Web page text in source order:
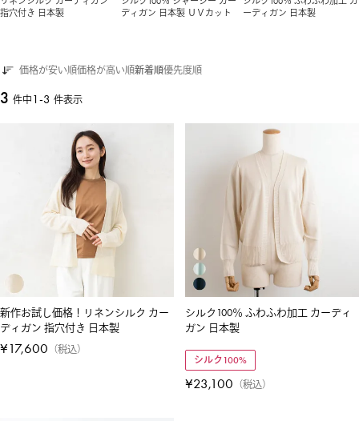
指穴付き 日本製
ディガン 日本製 ＵＶカット
ーディガン 日本製
価格が安い順価格が高い順新着順優先度順
3 件中 1-3 件表示
新作お試し価格！リネンシルク カー
ディガン 指穴付き 日本製
¥17,600 税込
シルク100％ ふわふわ加工 カーディ
ガン 日本製
シルク100%
¥23,100 税込